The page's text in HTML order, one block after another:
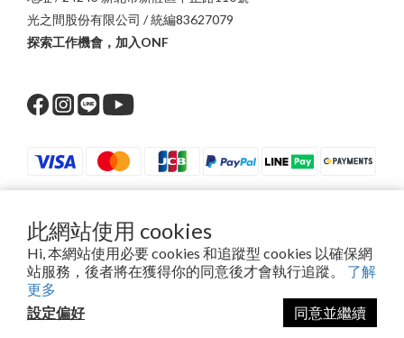
此網站使用 cookies
Hi, 本網站使用必要 cookies 和追蹤型 cookies 以確保網
站服務，後者將在獲得你的同意後才會執行追蹤。 了解
更多
設定偏好
同意並繼續
光之間股份有限公司 / 統編83627079
探索工作機會，加入ONF
$ TWD 繁體中文
2016 - 2024 © ONF.All right reserved.